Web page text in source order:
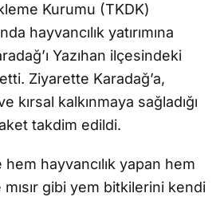
Kurumu (TKDK)
hayvancılık yatırımına
Yazıhan ilçesindeki
Ziyarette Karadağ’a,
kırsal kalkınmaya sağladığı
takdim edildi.
hayvancılık yapan hem
gibi yem bitkilerini kendi